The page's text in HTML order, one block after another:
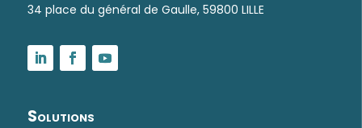
34 place du général de Gaulle, 59800 LILLE
Solutions